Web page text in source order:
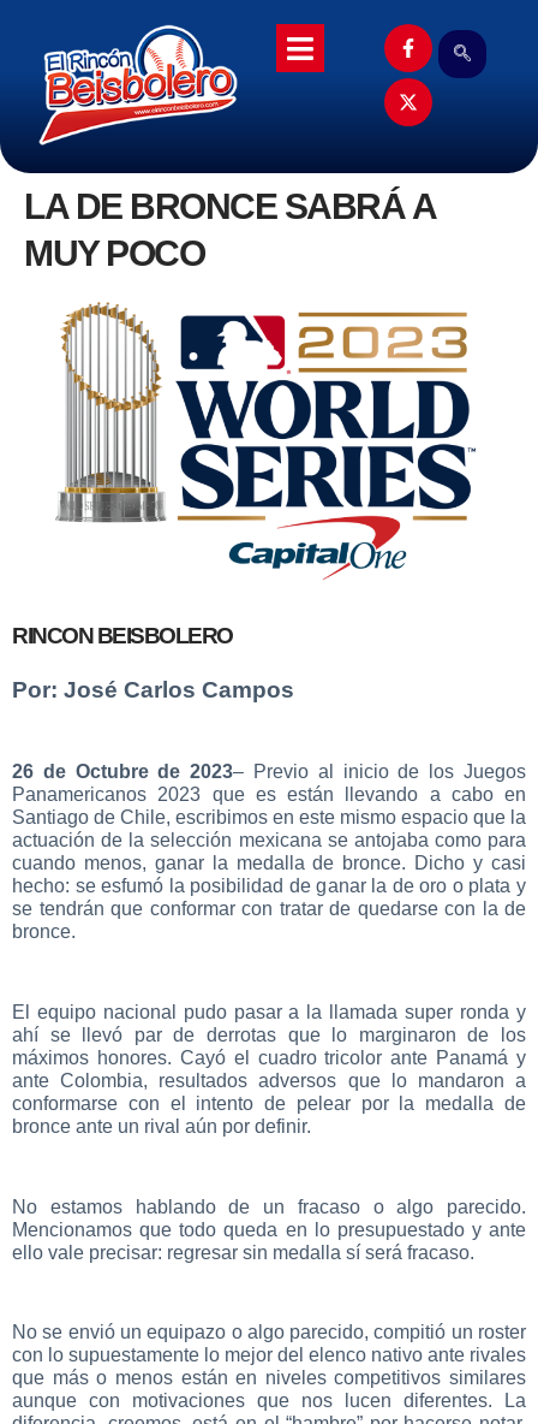
LA DE BRONCE SABRÁ A
MUY POCO
RINCON BEISBOLERO
Por: José Carlos Campos
26 de Octubre de 2023– Previo al inicio de los Juegos
Panamericanos 2023 que es están llevando a cabo en
Santiago de Chile, escribimos en este mismo espacio que la
actuación de la selección mexicana se antojaba como para
cuando menos, ganar la medalla de bronce. Dicho y casi
hecho: se esfumó la posibilidad de ganar la de oro o plata y
se tendrán que conformar con tratar de quedarse con la de
bronce.
El equipo nacional pudo pasar a la llamada super ronda y
ahí se llevó par de derrotas que lo marginaron de los
máximos honores. Cayó el cuadro tricolor ante Panamá y
ante Colombia, resultados adversos que lo mandaron a
conformarse con el intento de pelear por la medalla de
bronce ante un rival aún por definir.
No estamos hablando de un fracaso o algo parecido.
Mencionamos que todo queda en lo presupuestado y ante
ello vale precisar: regresar sin medalla sí será fracaso.
No se envió un equipazo o algo parecido, compitió un roster
con lo supuestamente lo mejor del elenco nativo ante rivales
que más o menos están en niveles competitivos similares
aunque con motivaciones que nos lucen diferentes. La